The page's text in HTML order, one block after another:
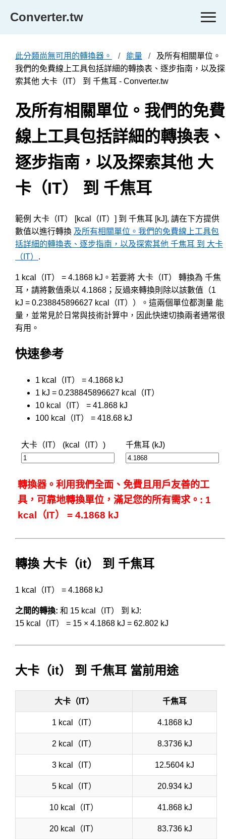
Converter.tw
此分類尚無可用的轉換器。 能量
及所有相關單位。
我們的免費線上工具包括詳細的轉換表、逐步指南，以及探
索其他 大卡（IT） 到 千焦耳 - Converter.tw
及所有相關單位。我們的免費
線上工具包括詳細的轉換表、
逐步指南，以及探索其他 大
卡（IT） 到 千焦耳
範例 大卡（IT） [kcal（IT）] 到 千焦耳 [kJ], 請在下方提供
數值以進行轉換 及所有相關單位。我們的免費線上工具包
括詳細的轉換表、逐步指南，以及探索其他 千焦耳 到 大卡
（IT） .
1 kcal（IT） = 4.1868 kJ。若要將 大卡（IT） 轉換為 千焦
耳，請將數值乘以 4.1868；反過來轉換則除以該數值（1
kJ = 0.238845896627 kcal（IT））。這兩個單位都測量 能
量，並常見於日常與技術計算中，因此快速切換兩者通常很
有用。
快速參考
1 kcal（IT） = 4.1868 kJ
1 kJ = 0.238845896627 kcal（IT）
10 kcal（IT） = 41.868 kJ
100 kcal（IT） = 418.68 kJ
大卡（IT） (kcal（IT）) 千焦耳 (kJ)
轉換器。利用我們全面、免費且用戶友善的工
具，可靠地轉換單位，滿足您的所有需求。: 1
kcal（IT） = 4.1868 kJ
轉換 大卡（it） 到 千焦耳
1 kcal（IT） = 4.1868 kJ
之間的轉換: 和 15 kcal（IT） 到 kJ:
15 kcal（IT） = 15 × 4.1868 kJ = 62.802 kJ
大卡（it） 到 千焦耳 當前用途
大卡（IT） 千焦耳
1 kcal（IT） 4.1868 kJ
2 kcal（IT） 8.3736 kJ
3 kcal（IT） 12.5604 kJ
5 kcal（IT） 20.934 kJ
10 kcal（IT） 41.868 kJ
20 kcal（IT） 83.736 kJ